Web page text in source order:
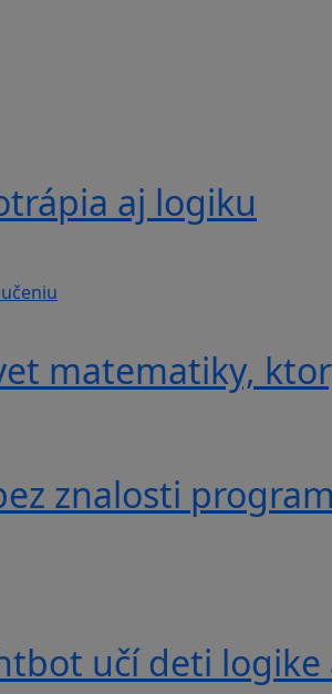
aj logiku
matematiky,
znalosti
učí deti